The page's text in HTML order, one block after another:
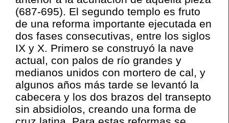
(687-695). El segundo templo es fruto
de una reforma importante ejecutada en
dos fases consecutivas, entre los siglos
IX y X. Primero se construyó la nave
actual, con palos de río grandes y
medianos unidos con mortero de cal, y
algunos años más tarde se levantó la
cabecera y los dos brazos del transepto
sin absidiolos, creando una forma de